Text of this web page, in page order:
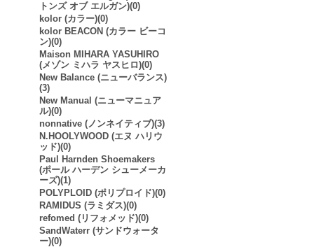
トンズ オブ エルガン)(0)
kolor (カラー)(0)
kolor BEACON (カラー ビーコ
ン)(0)
Maison MIHARA YASUHIRO
(メゾン ミハラ ヤスヒロ)(0)
New Balance (ニューバランス)
(3)
New Manual (ニューマニュア
ル)(0)
nonnative (ノンネイティブ)(3)
N.HOOLYWOOD (エヌ ハリウ
ッド)(0)
Paul Harnden Shoemakers
(ポール ハーデン シューメーカ
ーズ)(1)
POLYPLOID (ポリプロイド)(0)
RAMIDUS (ラミダス)(0)
refomed (リフォメッド)(0)
SandWaterr (サンドウォータ
ー)(0)